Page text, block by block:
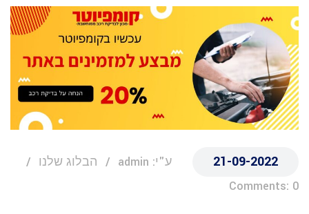
21-09-2022 ע"י: admin
הבלוג שלנו
Comments: 0